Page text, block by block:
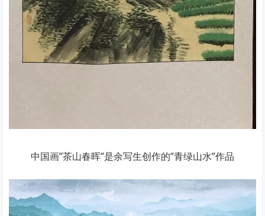
中国画”茶山春晖”是余写生创作的”青绿山水”作品